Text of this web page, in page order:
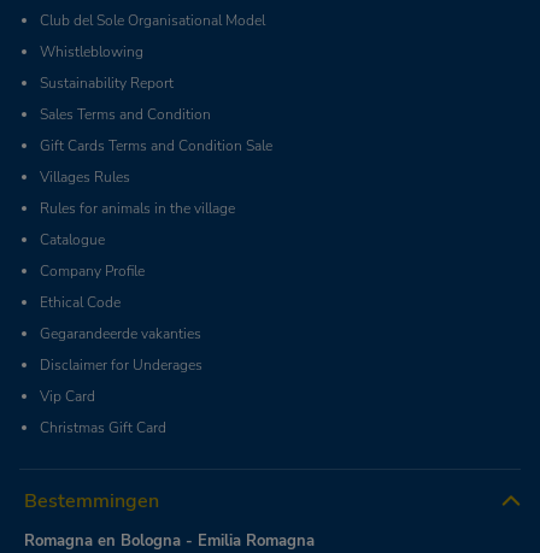
Club del Sole Organisational Model
Whistleblowing
Sustainability Report
Sales Terms and Condition
Gift Cards Terms and Condition Sale
Villages Rules
Rules for animals in the village
Catalogue
Company Profile
Ethical Code
Gegarandeerde vakanties
Disclaimer for Underages
Vip Card
Christmas Gift Card
Bestemmingen
Romagna en Bologna - Emilia Romagna